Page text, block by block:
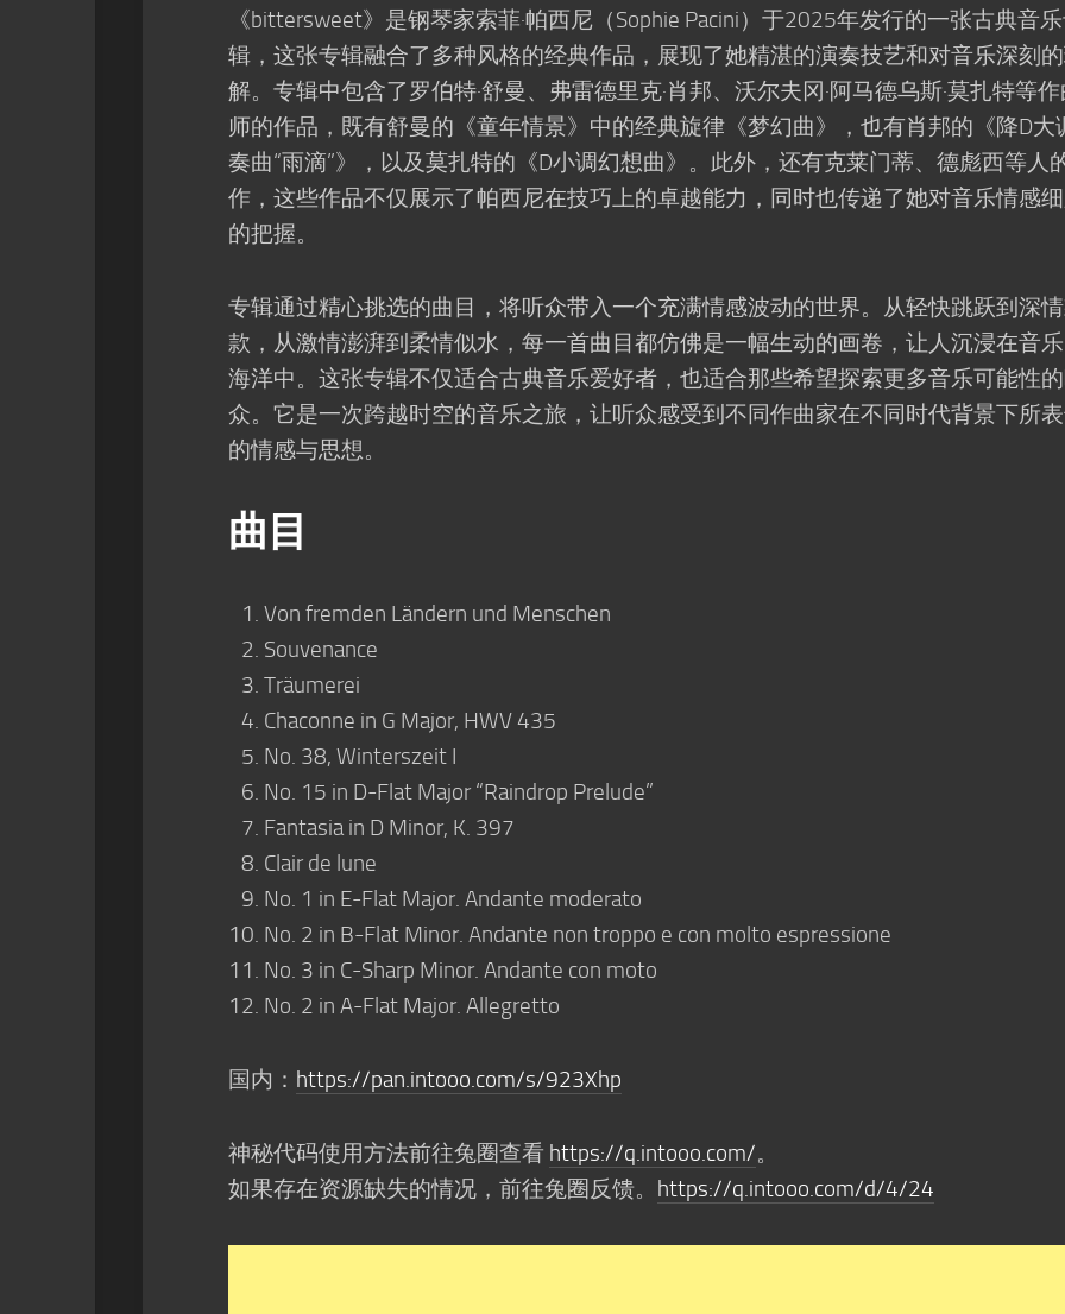
《bittersweet》是钢琴家索菲·帕西尼（Sophie Pacini）于2025年发行的一张古典音
辑，这张专辑融合了多种风格的经典作品，展现了她精湛的演奏技艺和对音乐深刻
解。专辑中包含了罗伯特·舒曼、弗雷德里克·肖邦、沃尔夫冈·阿马德乌斯·莫扎特等
师的作品，既有舒曼的《童年情景》中的经典旋律《梦幻曲》，也有肖邦的《降D大
奏曲“雨滴”》，以及莫扎特的《D小调幻想曲》。此外，还有克莱门蒂、德彪西等人
作，这些作品不仅展示了帕西尼在技巧上的卓越能力，同时也传递了她对音乐情感
的把握。
专辑通过精心挑选的曲目，将听众带入一个充满情感波动的世界。从轻快跳跃到深
款，从激情澎湃到柔情似水，每一首曲目都仿佛是一幅生动的画卷，让人沉浸在音
海洋中。这张专辑不仅适合古典音乐爱好者，也适合那些希望探索更多音乐可能性
众。它是一次跨越时空的音乐之旅，让听众感受到不同作曲家在不同时代背景下所
的情感与思想。
曲目
Von fremden Ländern und Menschen
Souvenance
Träumerei
Chaconne in G Major, HWV 435
No. 38, Winterszeit I
No. 15 in D-Flat Major “Raindrop Prelude”
Fantasia in D Minor, K. 397
Clair de lune
No. 1 in E-Flat Major. Andante moderato
No. 2 in B-Flat Minor. Andante non troppo e con molto espressione
No. 3 in C-Sharp Minor. Andante con moto
No. 2 in A-Flat Major. Allegretto
国内： https://pan.intooo.com/s/923Xhp
神秘代码使用方法前往兔圈查看 https://q.intooo.com/。
如果存在资源缺失的情况，前往兔圈反馈。 https://q.intooo.com/d/4/24